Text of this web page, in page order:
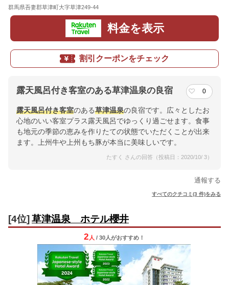
群馬県吾妻郡草津町大字草津249-44
料金を表示
割引クーポンをチェック
露天風呂付き客室のある草津温泉の良宿 0
露天風呂付き客室のある草津温泉の良宿です。広々としたお
心地のいい客室プラス露天風呂でゆっくり過ごせます。食事
も地元の季節の恵みを作りたての状態でいただくことが出来
ます。上州牛や上州もち豚が本当に美味しいです。
たすく さんの回答（投稿日：2020/10/ 3）
通報する
すべてのクチコミ(3 件)をみる
[4位] 草津温泉 ホテル櫻井
2 人 / 30人がおすすめ！